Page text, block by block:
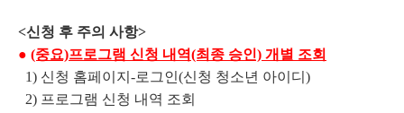
<신청 후 주의 사항>
● (중요)프로그램 신청 내역(최종 승인) 개별 조회
1) 신청 홈페이지-로그인(신청 청소년 아이디)
2) 프로그램 신청 내역 조회